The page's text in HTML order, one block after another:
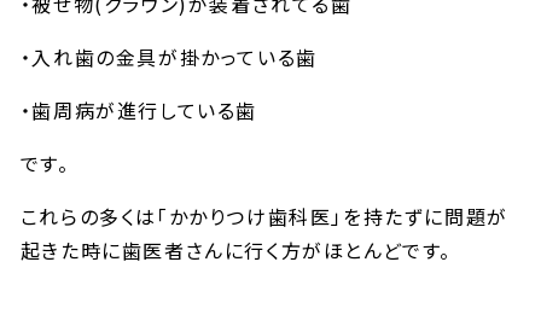
・入れ歯の金具が掛かっている歯
・歯周病が進行している歯
です。
これらの多くは「かかりつけ歯科医」を持たずに問題が
起きた時に歯医者さんに行く方がほとんどです。